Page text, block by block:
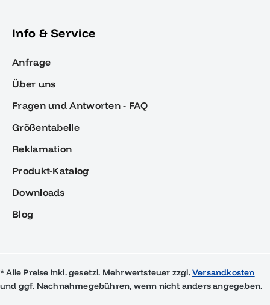
Info & Service
Anfrage
Über uns
Fragen und Antworten - FAQ
Größentabelle
Reklamation
Produkt-Katalog
Downloads
Blog
* Alle Preise inkl. gesetzl. Mehrwertsteuer zzgl.Versandkosten
und ggf. Nachnahmegebühren, wenn nicht anders angegeben.